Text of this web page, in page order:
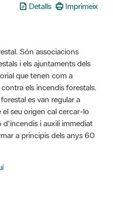
Detalls Imprimeix
Són associacions
i els ajuntaments dels
que tenen com a
els incendis forestals.
es van regular a
seu origen cal cercar-lo
i auxili immediat
a principis dels anys 60